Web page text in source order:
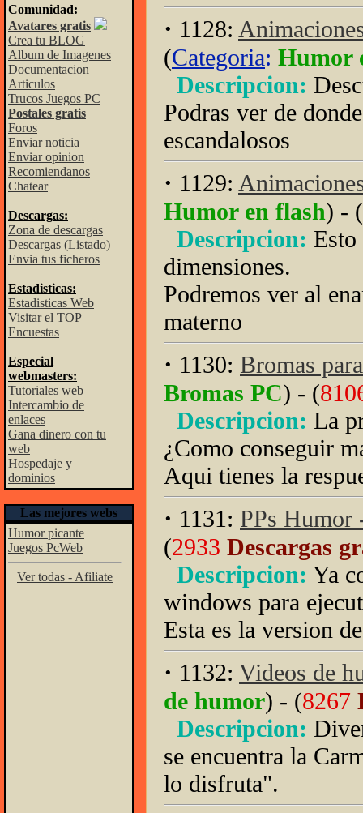
Comunidad:
Avatares gratis
Crea tu BLOG
Album de Imagenes
Documentacion
Articulos
Trucos Juegos PC
Postales gratis
Foros
Enviar noticia
Enviar opinion
Recomiendanos
Chatear
Descargas:
Zona de descargas
Descargas (Listado)
Envia tus ficheros
Estadisticas:
Estadisticas Web
Visitar el TOP
Encuestas
Especial
webmasters:
Tutoriales web
Intercambio de
enlaces
Gana dinero con tu
web
Hospedaje y
dominios
Las mejores webs
Humor picante
Juegos PcWeb
Ver todas - Afiliate
· 1128:
(Categoria: Humor
Descripcion:
Podras ver de
escandalosos
· 1129:
Humor en flash) - (
Descripcion: Esto
dimensiones.
Podremos ver al
materno
· 1130: Bromas
Bromas PC) - (
Descripcion: La
¿Como conseguir
Aqui tienes la
· 1131: PPs Humor
(2933 Descargas
Descripcion: Ya
windows para
Esta es la version
· 1132: Videos de
de humor) - (8267
Descripcion:
se encuentra la
lo disfruta".